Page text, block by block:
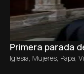
Primera parada
Iglesia, Mujeres, Papa,